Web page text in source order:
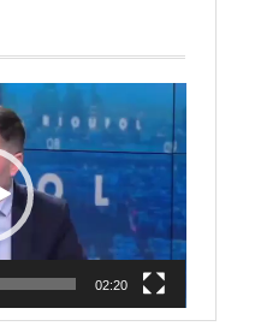
02:20